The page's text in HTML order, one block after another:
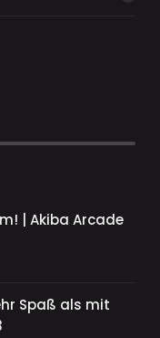
| Akiba Arcade
Spaß als mit